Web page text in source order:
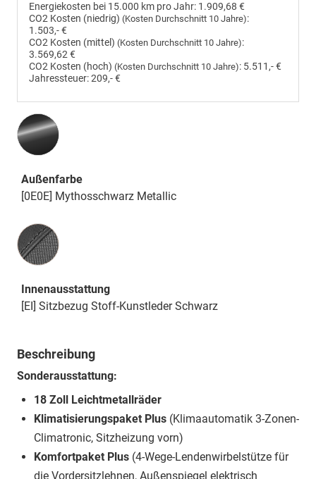
Energiekosten bei 15.000 km pro Jahr: 1.909,68 €
CO2 Kosten (niedrig) (Kosten Durchschnitt 10 Jahre):
1.503,- €
CO2 Kosten (mittel) (Kosten Durchschnitt 10 Jahre):
3.569,62 €
CO2 Kosten (hoch) (Kosten Durchschnitt 10 Jahre): 5.511,- €
Jahressteuer:209,- €
Außenfarbe
[0E0E] Mythosschwarz Metallic
Innenausstattung
Innenausstattung
[EI] Sitzbezug Stoff-Kunstleder Schwarz
Beschreibung
Sonderausstattung:
18 Zoll Leichtmetallräder
Klimatisierungspaket Plus (Klimaautomatik 3-Zonen-
Climatronic, Sitzheizung vorn)
Komfortpaket Plus (4-Wege-Lendenwirbelstütze für
die Vordersitzlehnen, Außenspiegel elektrisch